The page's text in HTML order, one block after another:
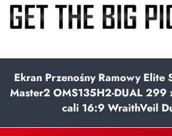
Ekran Przenośny Ramowy Elite
Master2 OMS135H2-DUAL 299
cali 16:9 WraithVeil